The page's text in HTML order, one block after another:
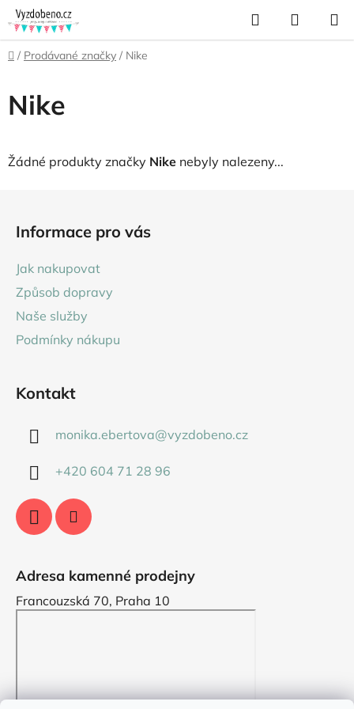
Přejít
na
obsah
Hledat
KOŠÍK
Domů
/ Prodávané značky / Nike
Nike
Žádné produkty značky Nike nebyly nalezeny...
Informace pro vás
Jak nakupovat
Způsob dopravy
Naše služby
Podmínky nákupu
Kontakt
monika.ebertova@vyzdobeno.cz
+420 604 71 28 96
Adresa kamenné prodejny
Francouzská 70, Praha 10